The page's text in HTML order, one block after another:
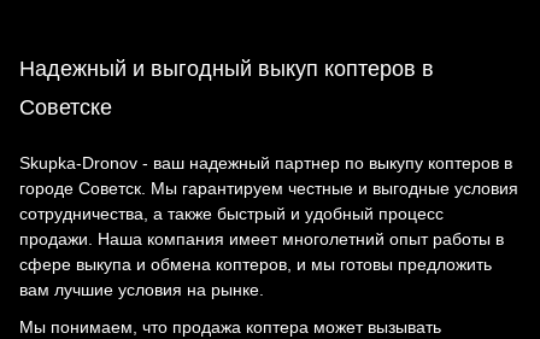
Надежный и выгодный выкуп коптеров в
Советске
Skupka-Dronov - ваш надежный партнер по выкупу коптеров в
городе Советск. Мы гарантируем честные и выгодные условия
сотрудничества, а также быстрый и удобный процесс
продажи. Наша компания имеет многолетний опыт работы в
сфере выкупа и обмена коптеров, и мы готовы предложить
вам лучшие условия на рынке.
Мы понимаем, что продажа коптера может вызывать